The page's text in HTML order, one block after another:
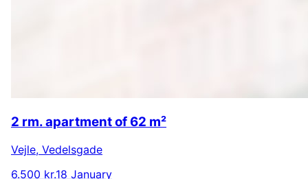
2 rm. apartment of 62 m²
Vejle, Vedelsgade
6.500 kr.18 January